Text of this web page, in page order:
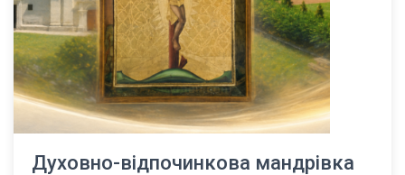
Духовно-відпочинкова мандрівка